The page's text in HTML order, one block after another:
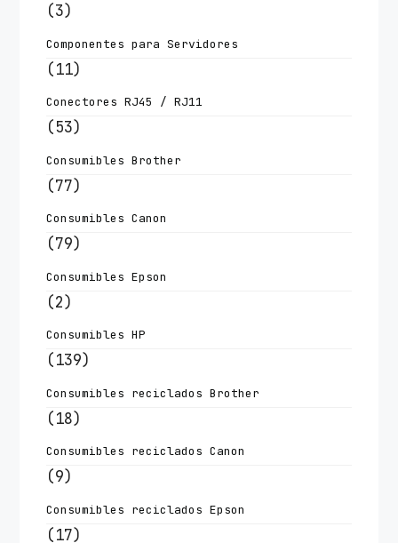
(3)
Componentes para Servidores
(11)
Conectores RJ45 / RJ11
(53)
Consumibles Brother
(77)
Consumibles Canon
(79)
Consumibles Epson
(2)
Consumibles HP
(139)
Consumibles reciclados Brother
(18)
Consumibles reciclados Canon
(9)
Consumibles reciclados Epson
(17)